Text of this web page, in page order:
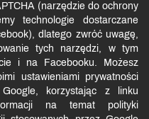
(narzędzie do ochrony
technologie dostarczane
dlatego zwróć uwagę,
tych narzędzi, w tym
i na Facebooku. Możesz
ustawieniami prywatności
korzystając z linku
na temat polityki